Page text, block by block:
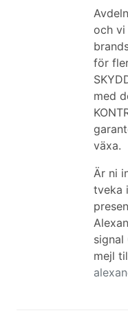
och
för
med
växa.
Är ni
tveka
signal
mejl